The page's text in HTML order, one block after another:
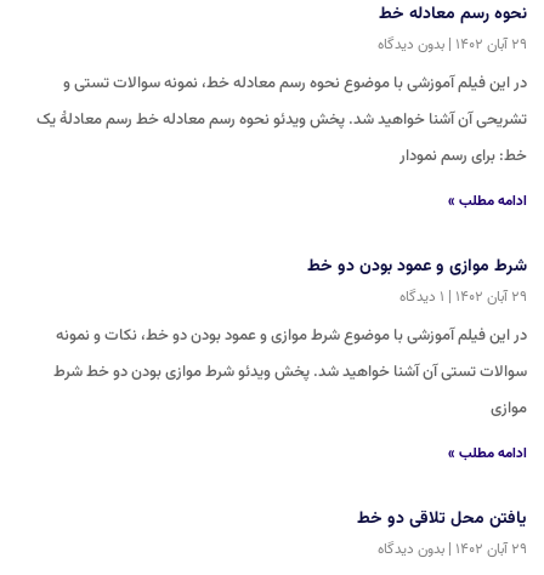
نحوه رسم معادله خط
۲۹ آبان ۱۴۰۲ بدون دیدگاه
در این فیلم آموزشی با موضوع نحوه رسم معادله خط، نمونه سوالات تستی و
تشریحی آن آشنا خواهید شد. پخش ویدئو نحوه رسم معادله خط رسم معادلۀ یک
خط: برای رسم نمودار
ادامه مطلب »
شرط موازی و عمود بودن دو خط
۲۹ آبان ۱۴۰۲
در این فیلم آموزشی با موضوع شرط موازی و عمود بودن دو خط، نکات و نمونه
سوالات تستی آن آشنا خواهید شد. پخش ویدئو شرط موازی بودن دو خط شرط
موازی
ادامه مطلب »
یافتن محل تلاقی دو خط
۲۹ آبان ۱۴۰۲ بدون دیدگاه